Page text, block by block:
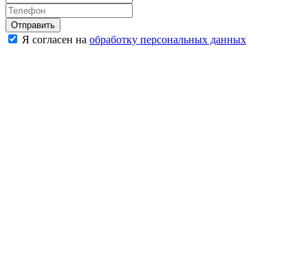
Отправить
Я согласен на обработку персональных данных